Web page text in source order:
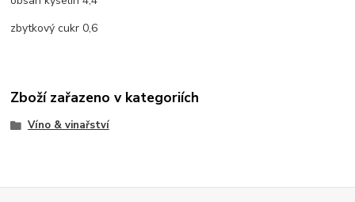
zbytkový cukr 0,6
Zboží zařazeno v kategoriích
Víno & vinařství